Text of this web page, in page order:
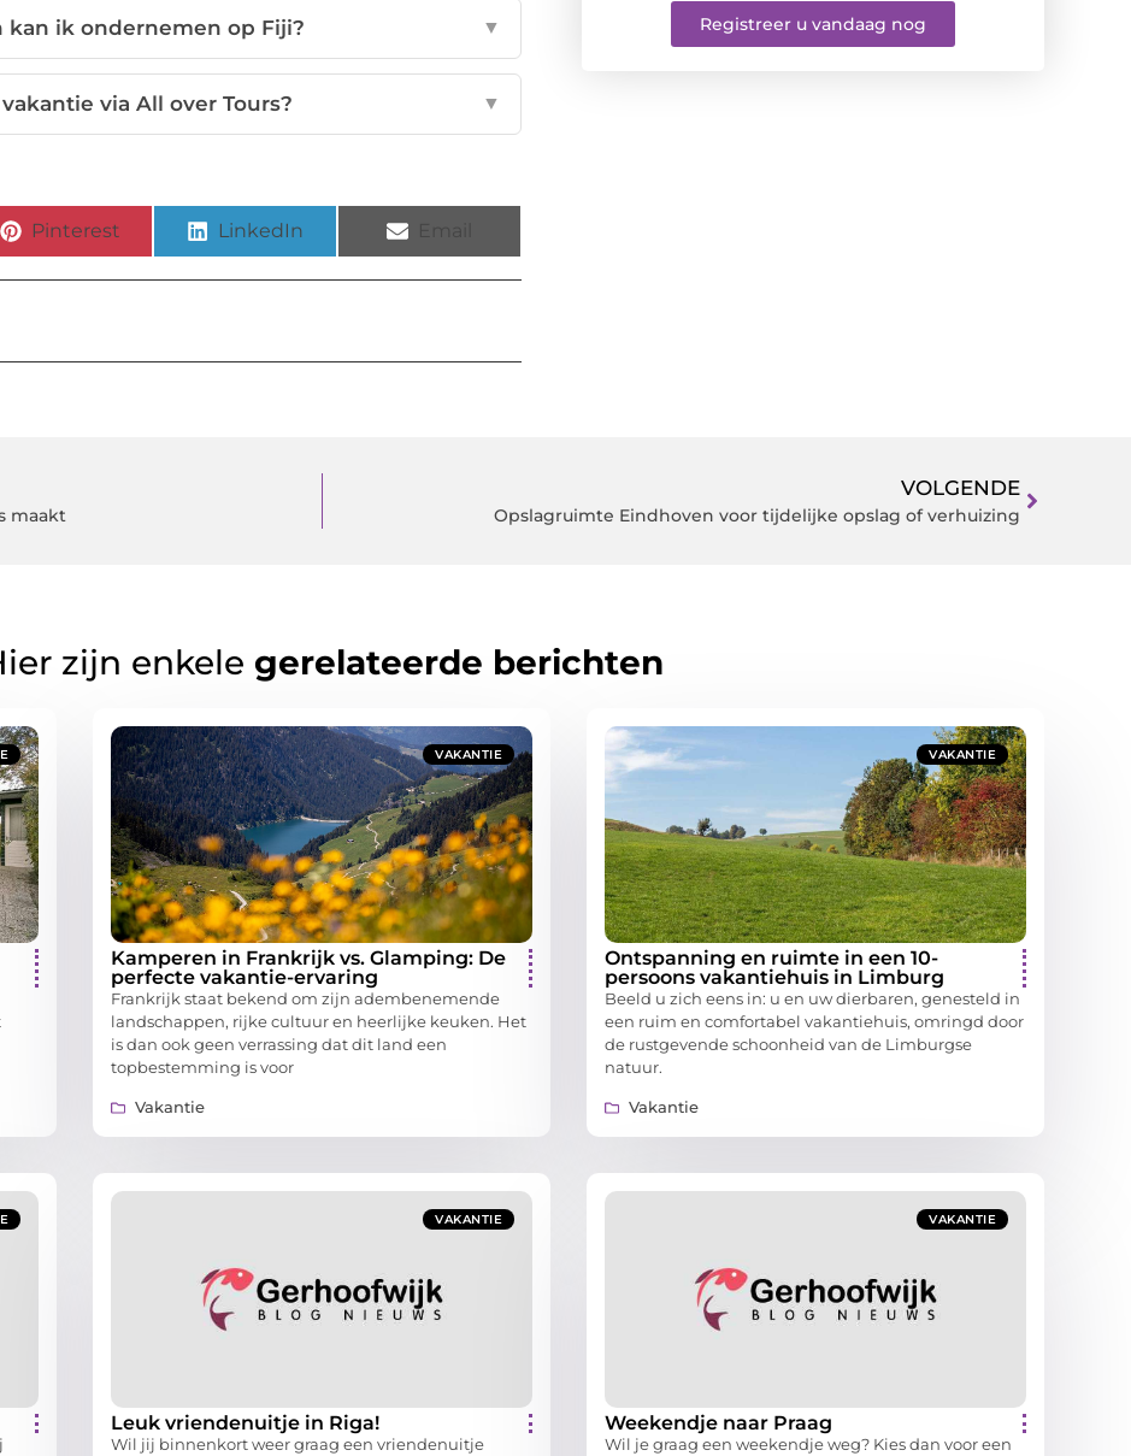
ik ondernemen op Fiji? ▼
via All over Tours? ▼
Pinterest LinkedIn
Registreer u vandaag nog
maakt
VOLGENDE
Opslagruimte Eindhoven voor tijdelijke opslag of verhuizing
zijn enkele gerelateerde berichten
VAKANTIE
Kamperen in Frankrijk vs. Glamping: De
perfecte vakantie-ervaring
Frankrijk staat bekend om zijn adembenemende
landschappen, rijke cultuur en heerlijke keuken. Het
is dan ook geen verrassing dat dit land een
topbestemming is voor
Vakantie
VAKANTIE
Ontspanning en ruimte in een 10-
persoons vakantiehuis in Limburg
Beeld u zich eens in: u en uw dierbaren, genesteld in
een ruim en comfortabel vakantiehuis, omringd door
de rustgevende schoonheid van de Limburgse
natuur.
Vakantie
VAKANTIE
Leuk vriendenuitje in Riga!
Wil jij binnenkort weer graag een vriendenuitje
VAKANTIE
Weekendje naar Praag
Wil je graag een weekendje weg? Kies dan voor een